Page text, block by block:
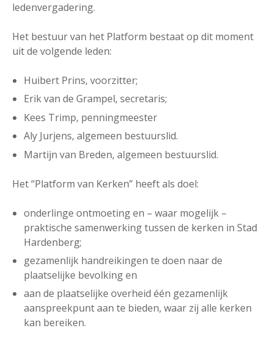
ledenvergadering.
Het bestuur van het Platform bestaat op dit moment
uit de volgende leden:
Huibert Prins, voorzitter;
Erik van de Grampel, secretaris;
Kees Trimp, penningmeester
Aly Jurjens, algemeen bestuurslid.
Martijn van Breden, algemeen bestuurslid.
Het “Platform van Kerken” heeft als doel:
onderlinge ontmoeting en – waar mogelijk –
praktische samenwerking tussen de kerken in Stad
Hardenberg;
gezamenlijk handreikingen te doen naar de
plaatselijke bevolking en
aan de plaatselijke overheid één gezamenlijk
aanspreekpunt aan te bieden, waar zij alle kerken
kan bereiken.